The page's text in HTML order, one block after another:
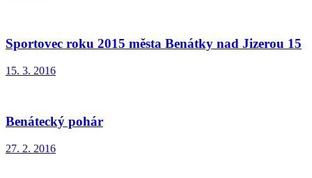
Sportovec roku 2015 města Benátky nad Jizerou 15
15. 3. 2016
Benátecký pohár
27. 2. 2016